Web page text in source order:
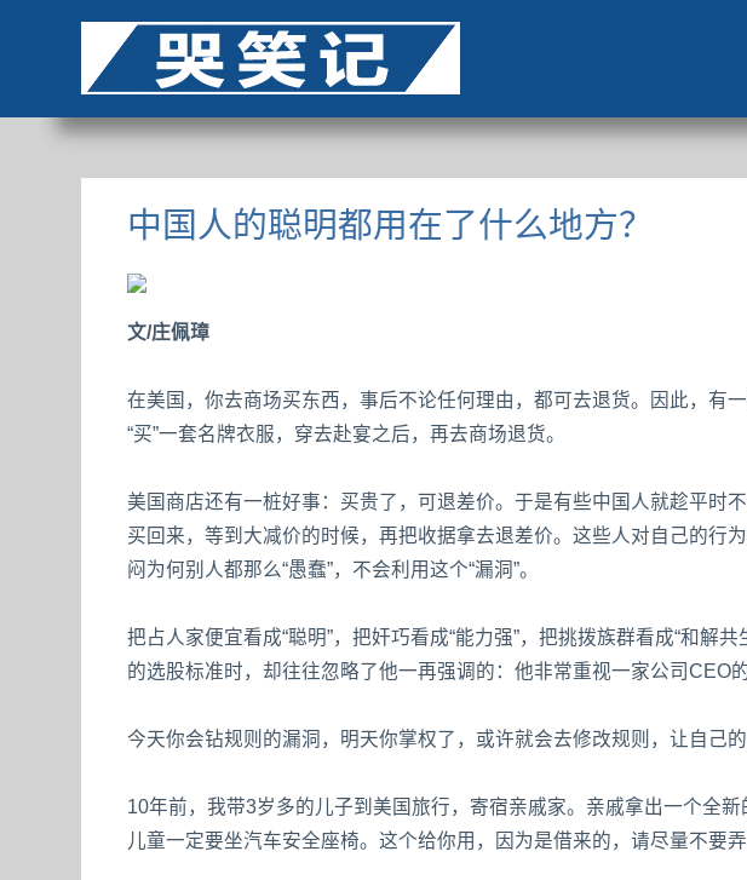
中国人的聪明都用在了什么地方？
文/庄佩璋
在美国，你去商场买东西，事后不论任何理由，都可去退货。因此，有
“买”一套名牌衣服，穿去赴宴之后，再去商场退货。
美国商店还有一桩好事：买贵了，可退差价。于是有些中国人就趁平时
买回来，等到大减价的时候，再把收据拿去退差价。这些人对自己的行
闷为何别人都那么“愚蠢”，不会利用这个“漏洞”。
把占人家便宜看成“聪明”，把奸巧看成“能力强”，把挑拨族群看成“和解
的选股标准时，却往往忽略了他一再强调的：他非常重视一家公司CEO
今天你会钻规则的漏洞，明天你掌权了，或许就会去修改规则，让自己的
10年前，我带3岁多的儿子到美国旅行，寄宿亲戚家。亲戚拿出一个全新
儿童一定要坐汽车安全座椅。这个给你用，因为是借来的，请尽量不要